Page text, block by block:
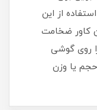
از این
کاور ضخامت
روی گوشی
حجم یا وزن